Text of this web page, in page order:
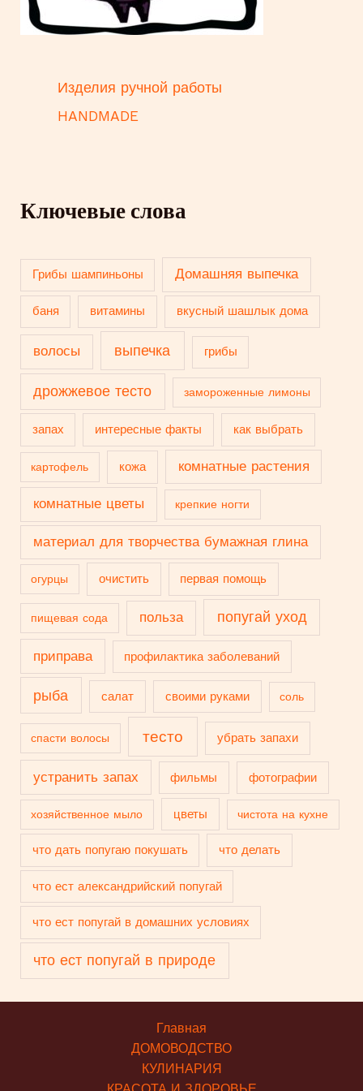
Изделия ручной работы
HANDMADE
Ключевые слова
Грибы шампиньоны Домашняя выпечка
баня витамины вкусный шашлык дома
волосы выпечка грибы
дрожжевое тесто замороженные лимоны
запах интересные факты как выбрать
картофель кожа комнатные растения
комнатные цветы крепкие ногти
материал для творчества бумажная глина
огурцы очистить первая помощь
пищевая сода польза попугай уход
приправа профилактика заболеваний
рыба салат своими руками соль
спасти волосы тесто убрать запахи
устранить запах фильмы фотографии
хозяйственное мыло цветы чистота на кухне
что дать попугаю покушать что делать
что ест александрийский попугай
что ест попугай в домашних условиях
что ест попугай в природе
Главная
ДОМОВОДСТВО
КУЛИНАРИЯ